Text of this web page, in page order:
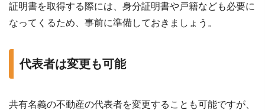
証明書を取得する際には、身分証明書や戸籍なども必要に
なってくるため、事前に準備しておきましょう。
代表者は変更も可能
共有名義の不動産の代表者を変更することも可能ですが、